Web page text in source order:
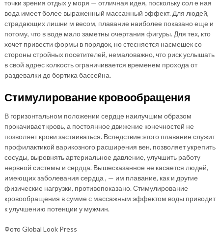
точки зрения отдых у моря — отличная идея, поскольку сол е ная
вода имеет более выраженный массажный эффект. Для людей,
страдающих лишни м весом, плавание наиболее показано еще и
потому, что в воде мало заметны очертания фигуры. Для тех, кто
хочет привести формы в порядок, но стесняется насмешек со
стороны стройных посетителей, немаловажно, что риск услышать
в свой адрес колкость ограничивается временем прохода от
раздевалки до бортика бассейна.
Стимулирование кровообращения
В горизонтальном положении сердце наилучшим образом
прокачивает кровь, а постоянное движение конечностей не
позволяет крови застаиваться. Вследствие этого плавание служит
профилактикой варикозного расширения вен, позволяет укрепить
сосуды, выровнять артериальное давление, улучшить работу
нервной системы и сердца. Вышесказанное не касается людей,
имеющих заболевания сердца , — им плавание, как и другие
физические нагрузки, противопоказано. Стимулирование
кровообращения в сумме с массажным эффектом воды приводит
к улучшению потенции у мужчин.
Фото Global Look Press